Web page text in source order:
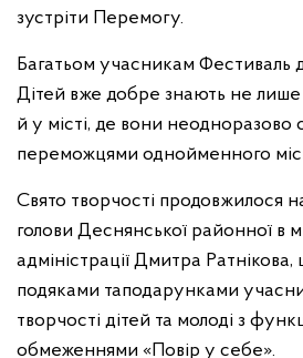
зустріти Перемогу.
Багатьом учасникам Фестиваль
Дітей вже добре знають не
й у місті, де вони неодноразово
переможцями однойменного
Свято творчості продовжилося
голови Деснянської районної в
адміністрації Дмитра Ратнікова,
подяками таподарунками
творчості дітей та молоді з
обмеженнями «Повір у себе».